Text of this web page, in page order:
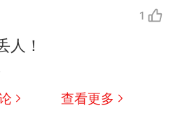
1
人！
查看更多